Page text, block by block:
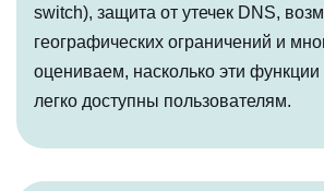
switch), защита от утечек DNS,
географических ограничений и
оцениваем, насколько эти
легко доступны пользователям.